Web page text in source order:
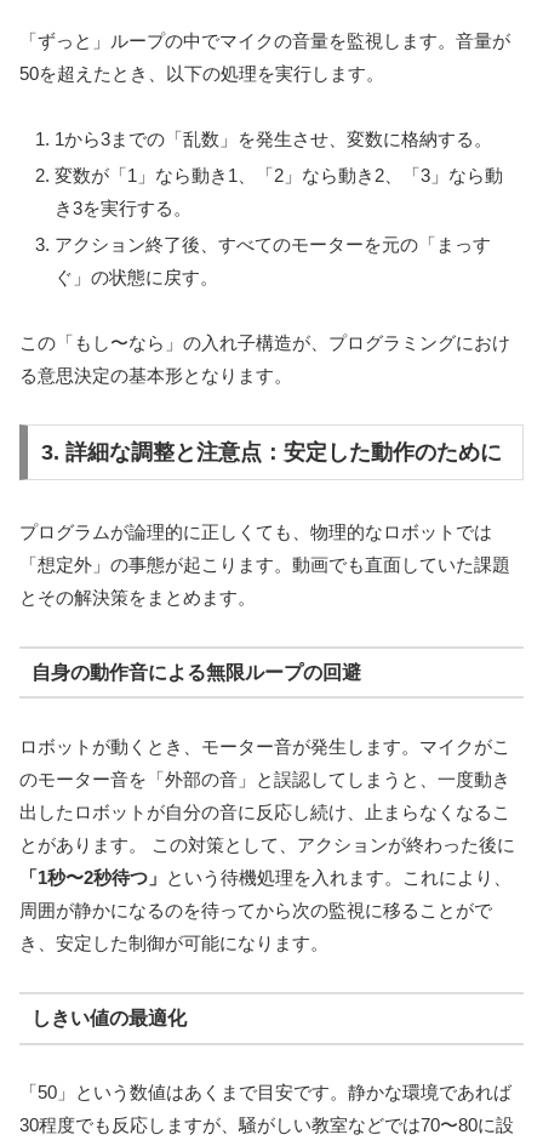
「ずっと」ループの中でマイクの音量を監視します。音量が
50を超えたとき、以下の処理を実行します。
1から3までの「乱数」を発生させ、変数に格納する。
変数が「1」なら動き1、「2」なら動き2、「3」なら動
き3を実行する。
アクション終了後、すべてのモーターを元の「まっす
ぐ」の状態に戻す。
この「もし〜なら」の入れ子構造が、プログラミングにおけ
る意思決定の基本形となります。
3. 詳細な調整と注意点：安定した動作のために
プログラムが論理的に正しくても、物理的なロボットでは
「想定外」の事態が起こります。動画でも直面していた課題
とその解決策をまとめます。
自身の動作音による無限ループの回避
ロボットが動くとき、モーター音が発生します。マイクがこ
のモーター音を「外部の音」と誤認してしまうと、一度動き
出したロボットが自分の音に反応し続け、止まらなくなるこ
とがあります。 この対策として、アクションが終わった後に
「1秒〜2秒待つ」 という待機処理を入れます。これにより、
周囲が静かになるのを待ってから次の監視に移ることがで
き、安定した制御が可能になります。
しきい値の最適化
「50」という数値はあくまで目安です。静かな環境であれば
30程度でも反応しますが、騒がしい教室などでは70〜80に設